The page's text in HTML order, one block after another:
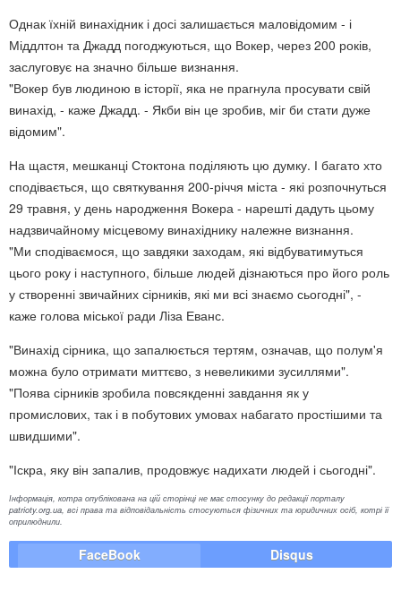
Однак їхній винахідник і досі залишається маловідомим - і
Міддлтон та Джадд погоджуються, що Вокер, через 200 років,
заслуговує на значно більше визнання.
"Вокер був людиною в історії, яка не прагнула просувати свій
винахід, - каже Джадд. - Якби він це зробив, міг би стати дуже
відомим".
На щастя, мешканці Стоктона поділяють цю думку. І багато хто
сподівається, що святкування 200-річчя міста - які розпочнуться
29 травня, у день народження Вокера - нарешті дадуть цьому
надзвичайному місцевому винахіднику належне визнання.
"Ми сподіваємося, що завдяки заходам, які відбуватимуться
цього року і наступного, більше людей дізнаються про його роль
у створенні звичайних сірників, які ми всі знаємо сьогодні", -
каже голова міської ради Ліза Еванс.
"Винахід сірника, що запалюється тертям, означав, що полум'я
можна було отримати миттєво, з невеликими зусиллями".
"Поява сірників зробила повсякденні завдання як у
промислових, так і в побутових умовах набагато простішими та
швидшими".
"Іскра, яку він запалив, продовжує надихати людей і сьогодні".
Інформація, котра опублікована на цій сторінці не має стосунку до редакції порталу
patrioty.org.ua, всі права та відповідальність стосуються фізичних та юридичних осіб, котрі її
оприлюднили.
FaceBook Disqus